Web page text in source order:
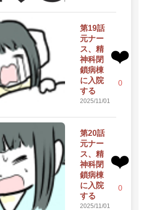
第19話
元ナー
ス、精
神科閉
鎖病棟
に入院
する
2025/11/01
❤️
0
第20話
元ナー
ス、精
神科閉
鎖病棟
に入院
する
2025/11/01
❤️
0